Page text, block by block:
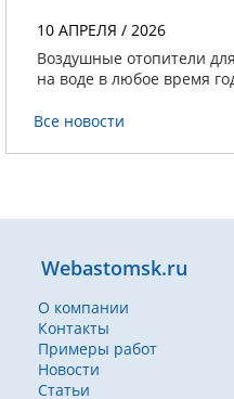
10 АПРЕЛЯ / 2026
Воздушные отопители
на воде в любое время
Все новости
Webastomsk.ru
О компании
Контакты
Примеры работ
Новости
Статьи